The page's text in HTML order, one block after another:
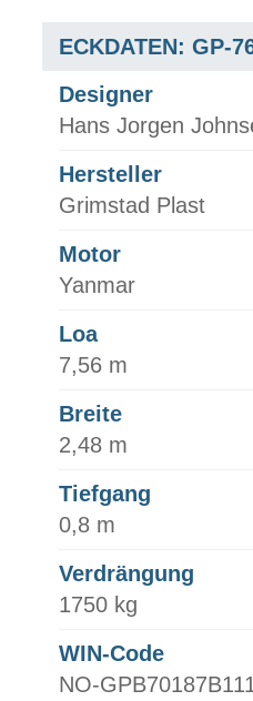
ECKDATEN: GP-
Designer
Hans Jorgen
Hersteller
Grimstad Plast
Motor
Yanmar
Loa
7,56 m
Breite
2,48 m
Tiefgang
0,8 m
Verdrängung
1750 kg
WIN-Code
NO-